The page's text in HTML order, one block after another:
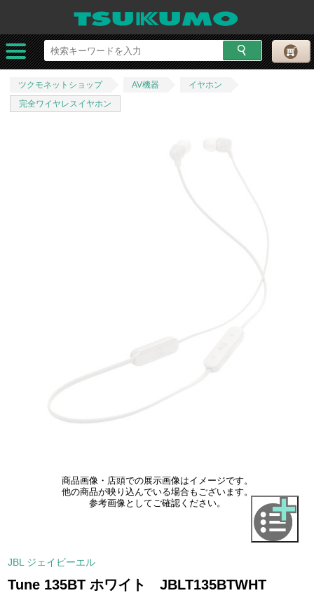
ツクモネットショップ AV機器
イヤホン
完全ワイヤレスイヤホン
商品画像・店頭での展示画像はイメージです。
他の商品が映り込んでいる場合もございます。
参考画像としてご確認ください。
JBL ジェイビーエル
Tune 135BT ホワイト JBLT135BTWHT